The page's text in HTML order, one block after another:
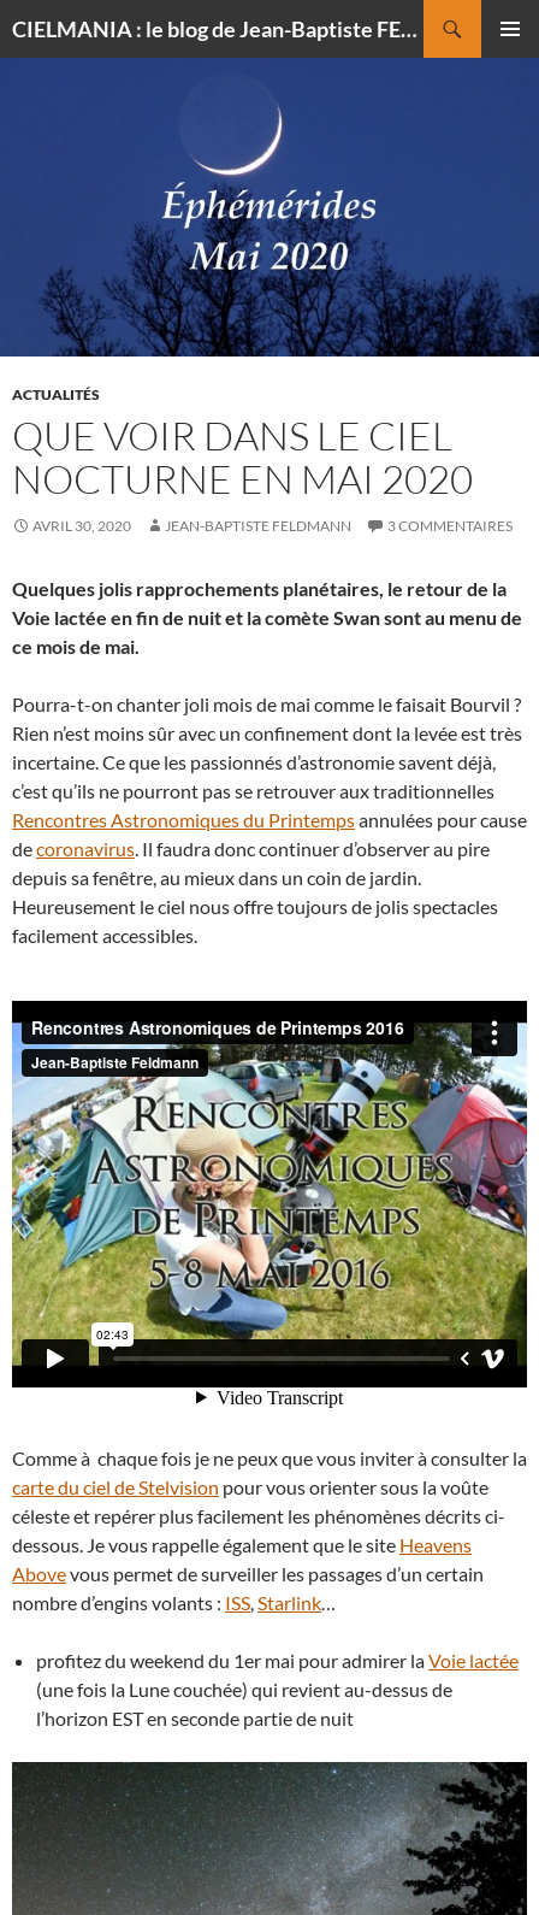
CIELMANIA : le blog de Jean-Baptiste FELDMANN, photographe du ciel
ACTUALITÉS
QUE VOIR DANS LE CIEL
NOCTURNE EN MAI 2020
AVRIL 30, 2020 JEAN-BAPTISTE FELDMANN 3 COMMENTAIRES
Quelques jolis rapprochements planétaires, le retour de la
Voie lactée en fin de nuit et la comète Swan sont au menu de
ce mois de mai.
Pourra-t-on chanter joli mois de mai comme le faisait Bourvil ?
Rien n’est moins sûr avec un confinement dont la levée est très
incertaine. Ce que les passionnés d’astronomie savent déjà,
c’est qu’ils ne pourront pas se retrouver aux traditionnelles
Rencontres Astronomiques du Printempsannulées pour cause
decoronavirus. Il faudra donc continuer d’observer au pire
depuis sa fenêtre, au mieux dans un coin de jardin.
Heureusement le ciel nous offre toujours de jolis spectacles
facilement accessibles.
Comme à chaque fois je ne peux que vous inviter à consulter la
carte du ciel de Stelvision pour vous orienter sous la voûte
céleste et repérer plus facilement les phénomènes décrits ci-
dessous. Je vous rappelle également que le site Heavens
Abovevous permet de surveiller les passages d’un certain
nombre d’engins volants : ISS,Starlink…
profitez du weekend du 1er mai pour admirer laVoie lactée
(une fois la Lune couchée) qui revient au-dessus de
l’horizon EST en seconde partie de nuit